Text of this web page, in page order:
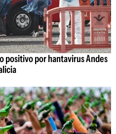
positivo por hantavirus Andes